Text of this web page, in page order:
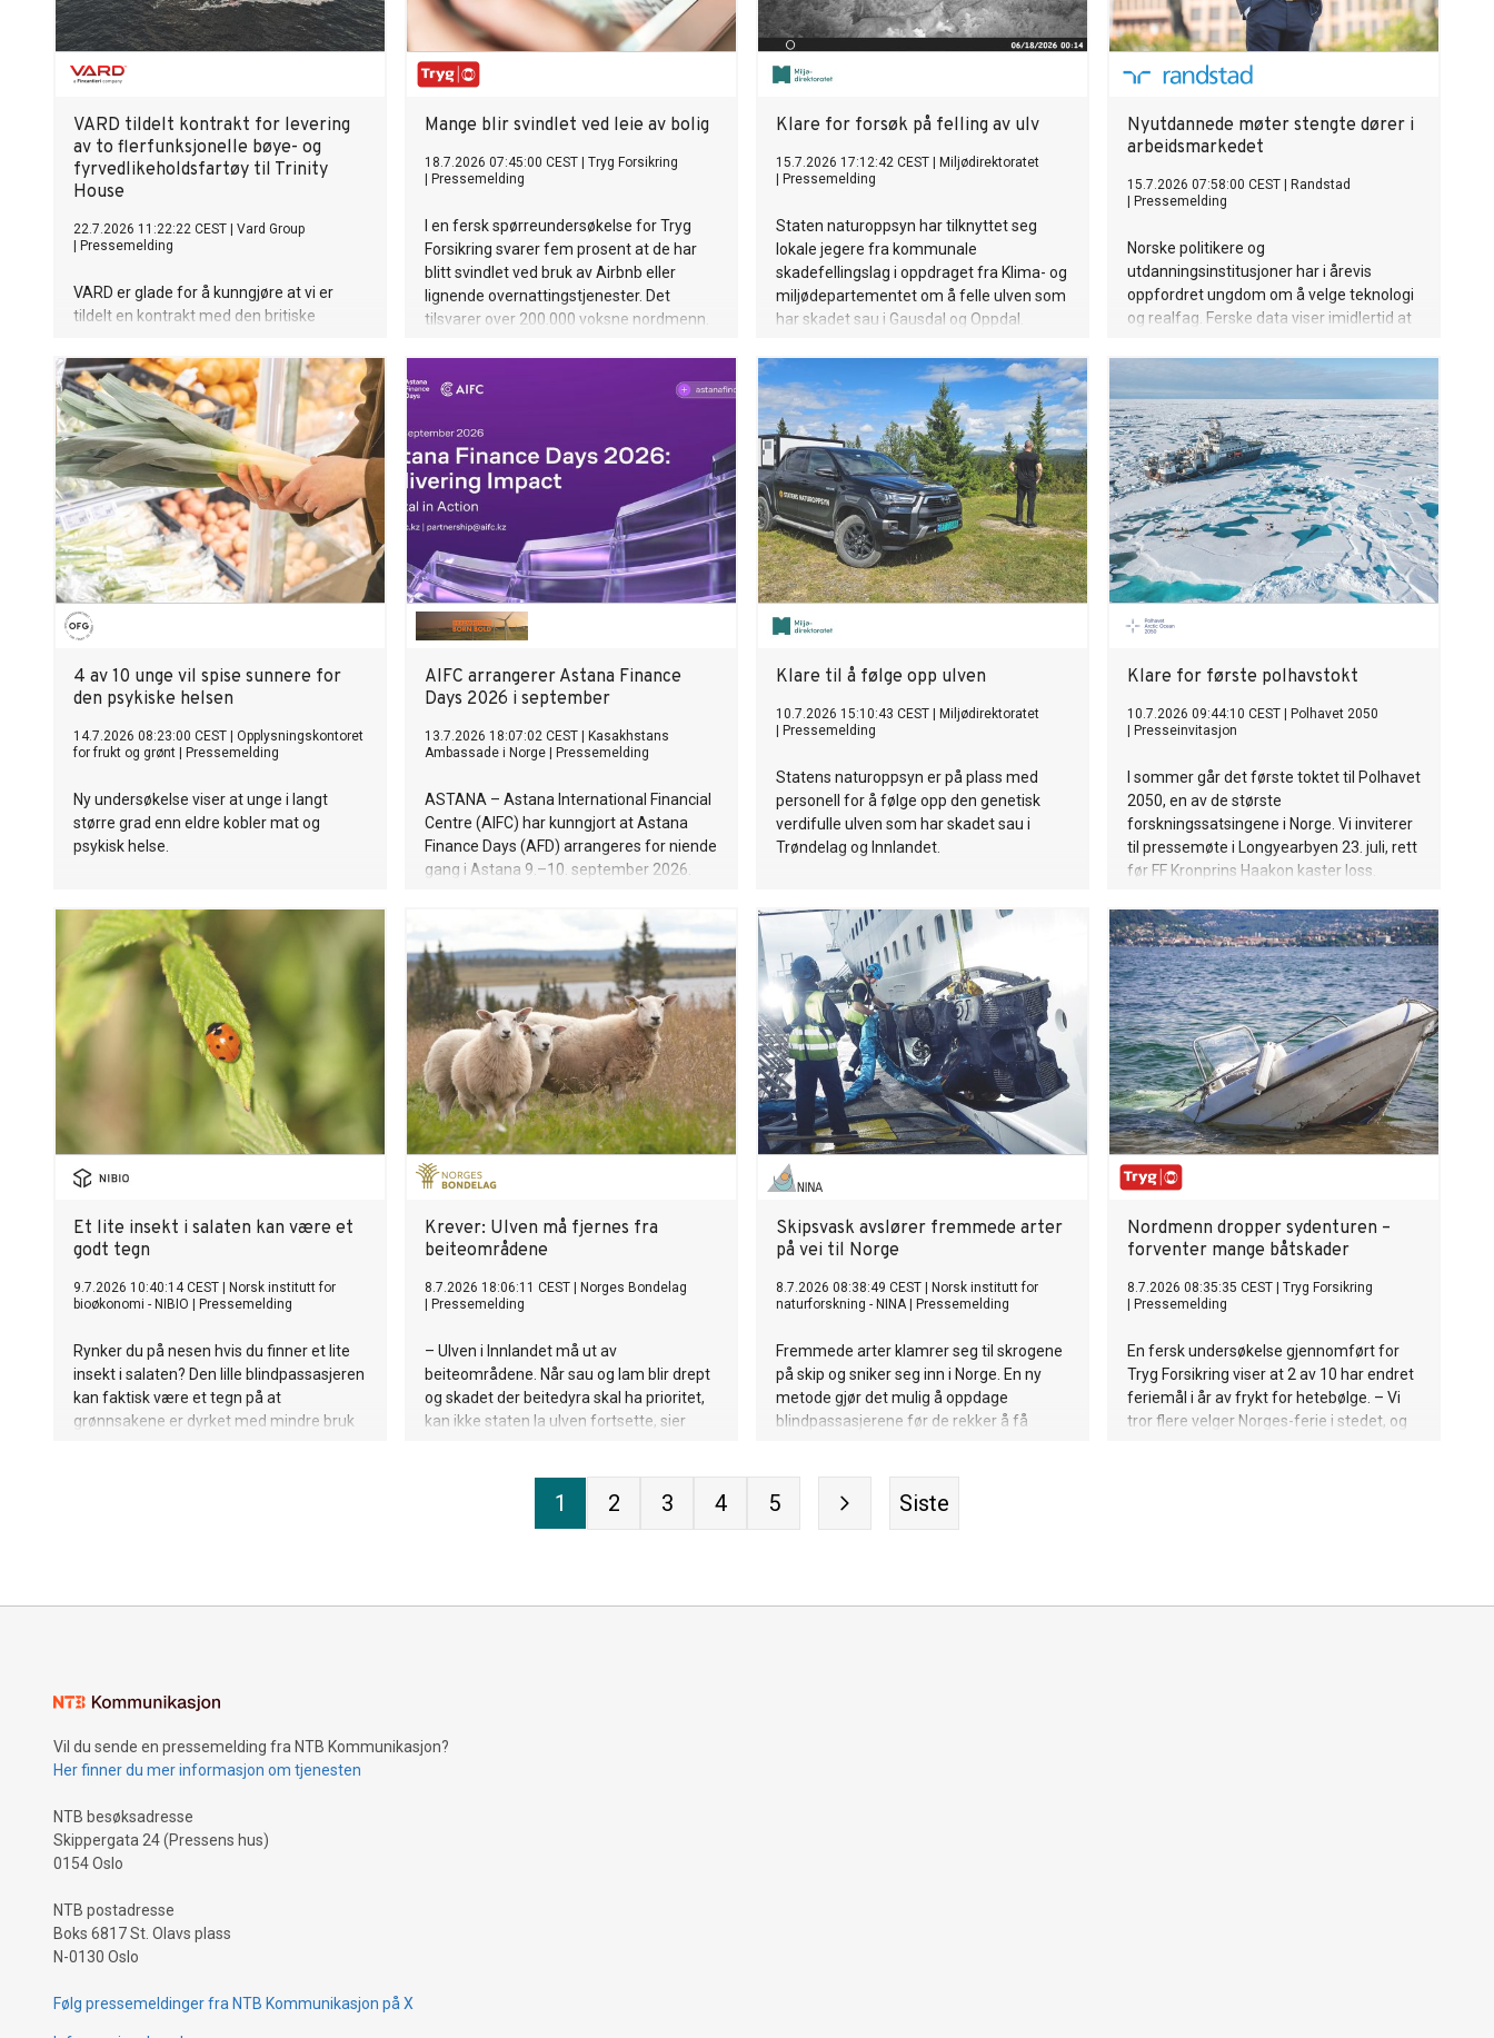
VARD tildelt kontrakt for levering
av to flerfunksjonelle bøye- og
fyrvedlikeholdsfartøy til Trinity
House
22.7.2026 11:22:22 CEST
Vard Group
Pressemelding
VARD er glade for å kunngjøre at vi er
tildelt en kontrakt med den britiske
velferd, Trinity House, på to
flerfunksjonelle bøye- og
fyrvedlikeholdsfartøy. Dette er de to
første fartøyene av denne typen VARD
har signert kontrakt på. Kontraktsverdien
overstiger 220 millioner euro.
Mange blir svindlet ved leie av bolig
18.7.2026 07:45:00 CEST
Tryg Forsikring
Pressemelding
I en fersk spørreundersøkelse for Tryg
Forsikring svarer fem prosent at de har
blitt svindlet ved bruk av Airbnb eller
lignende overnattingstjenester. Det
tilsvarer over 200.000 voksne nordmenn.
Klare for forsøk på felling av ulv
15.7.2026 17:12:42 CEST
Miljødirektoratet
Pressemelding
Staten naturoppsyn har tilknyttet seg
lokale jegere fra kommunale
skadefellingslag i oppdraget fra Klima- og
miljødepartementet om å felle ulven som
har skadet sau i Gausdal og Oppdal.
Nyutdannede møter stengte dører i
arbeidsmarkedet
15.7.2026 07:58:00 CEST
Randstad
Pressemelding
Norske politikere og
utdanningsinstitusjoner har i årevis
oppfordret ungdom om å velge teknologi
og realfag. Ferske data viser imidlertid at
for en hel generasjon nyutdannede. Aller
hardest rammes de som fulgte rådene.
4 av 10 unge vil spise sunnere for
den psykiske helsen
14.7.2026 08:23:00 CEST
Opplysningskontoret
for frukt og grønt
Pressemelding
Ny undersøkelse viser at unge i langt
større grad enn eldre kobler mat og
psykisk helse.
AIFC arrangerer Astana Finance
Days 2026 i september
13.7.2026 18:07:02 CEST
Kasakhstans
Ambassade i Norge
Pressemelding
ASTANA – Astana International Financial
Centre (AIFC) har kunngjort at Astana
Finance Days (AFD) arrangeres for niende
gang i Astana 9.–10. september 2026.
Klare til å følge opp ulven
10.7.2026 15:10:43 CEST
Miljødirektoratet
Pressemelding
Statens naturoppsyn er på plass med
personell for å følge opp den genetisk
verdifulle ulven som har skadet sau i
Trøndelag og Innlandet.
Klare for første polhavstokt
10.7.2026 09:44:10 CEST
Polhavet 2050
Presseinvitasjon
I sommer går det første toktet til Polhavet
2050, en av de største
forskningssatsingene i Norge. Vi inviterer
til pressemøte i Longyearbyen 23. juli, rett
før FF Kronprins Haakon kaster loss.
Et lite insekt i salaten kan være et
godt tegn
9.7.2026 10:40:14 CEST
Norsk institutt for
bioøkonomi - NIBIO
Pressemelding
Rynker du på nesen hvis du finner et lite
insekt i salaten? Den lille blindpassasjeren
kan faktisk være et tegn på at
grønnsakene er dyrket med mindre bruk
Krever: Ulven må fjernes fra
beiteområdene
8.7.2026 18:06:11 CEST
Norges Bondelag
Pressemelding
– Ulven i Innlandet må ut av
beiteområdene. Når sau og lam blir drept
og skadet der beitedyra skal ha prioritet,
kan ikke staten la ulven fortsette, sier
Skipsvask avslører fremmede arter
på vei til Norge
8.7.2026 08:38:49 CEST
Norsk institutt for
naturforskning - NINA| Pressemelding
Fremmede arter klamrer seg til skrogene
på skip og sniker seg inn i Norge. En ny
metode gjør det mulig å oppdage
blindpassasjerene før de rekker å få
Nordmenn dropper sydenturen –
forventer mange båtskader
8.7.2026 08:35:35 CEST
Tryg Forsikring
Pressemelding
En fersk undersøkelse gjennomført for
Tryg Forsikring viser at 2 av 10 har endret
feriemål i år av frykt for hetebølge. – Vi
tror flere velger Norges-ferie i stedet, og
1 2 3 4 5 Siste
Vil du sende en pressemelding fra NTB Kommunikasjon?
Her finner du mer informasjon om tjenesten
NTB besøksadresse
Skippergata 24 (Pressens hus)
0154 Oslo
NTB postadresse
Boks 6817 St. Olavs plass
N-0130 Oslo
Følg pressemeldinger fra NTB Kommunikasjon på X